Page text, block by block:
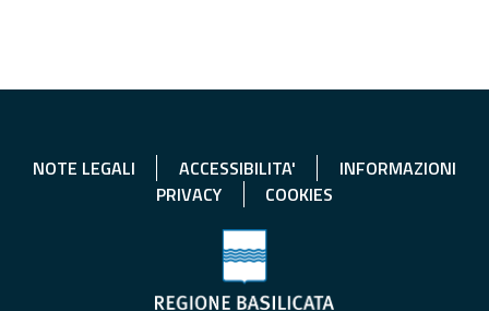
NOTE LEGALI ACCESSIBILITA'
INFORMAZIONI
PRIVACY
COOKIES